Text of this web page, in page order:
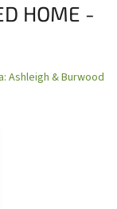
HOME -
Ashleigh & Burwood